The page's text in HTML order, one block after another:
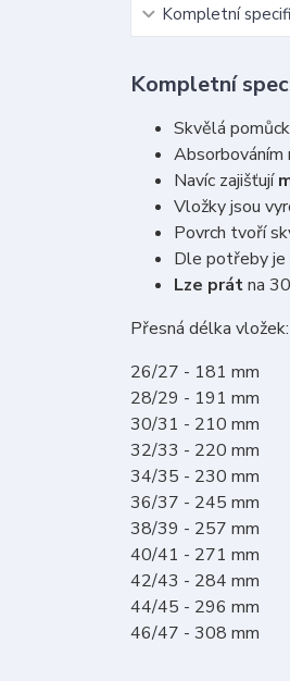
Kompletní
Kompletní
Skvělá
Absorbováním
Navíc zajišťují
Vložky jsou
Povrch tvoří
Dle potřeby je
Lze prátna
Přesná délka vložek:
26/27 - 181 mm
28/29 - 191 mm
30/31 - 210 mm
32/33 - 220 mm
34/35 - 230 mm
36/37 - 245 mm
38/39 - 257 mm
40/41 - 271 mm
42/43 - 284 mm
44/45 - 296 mm
46/47 - 308 mm